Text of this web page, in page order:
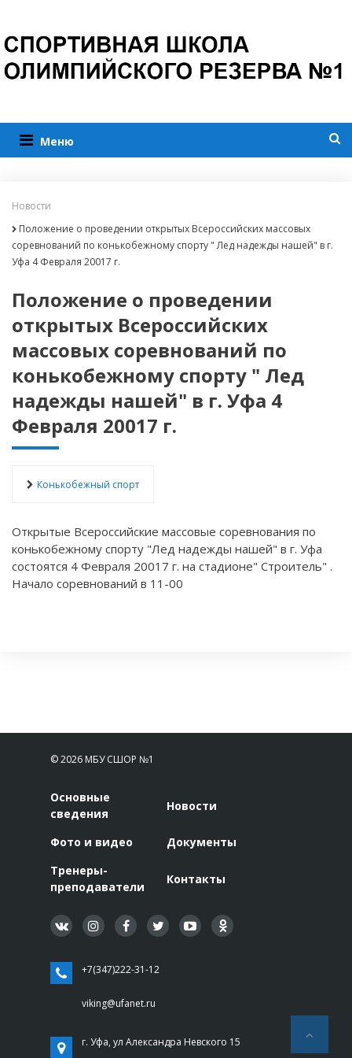
Меню
Новости
Положение о проведении открытых Всероссийских массовых
соревнований по конькобежному спорту " Лед надежды нашей" в г.
Уфа 4 Февраля 20017 г.
Положение о проведении
открытых Всероссийских
массовых соревнований по
конькобежному спорту " Лед
надежды нашей" в г. Уфа 4
Февраля 20017 г.
Конькобежный спорт
Открытые Всероссийские массовые соревнования по
конькобежному спорту "Лед надежды нашей" в г. Уфа
состоятся 4 Февраля 20017 г. на стадионе" Строитель" .
Начало соревнований в 11-00
© 2026 МБУ СШОР №1
Основные
сведения
Новости
Фото и видео
Документы
Тренеры-
преподаватели
Контакты
+7(347)222-31-12
viking@ufanet.ru
г. Уфа, ул Александра Невского 15